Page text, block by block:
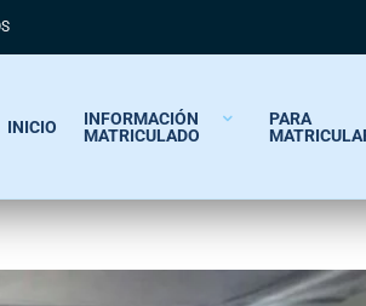
INICIO
INFORMACIÓN
MATRICULADO
PARA